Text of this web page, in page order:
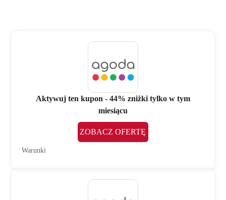
Aktywuj ten kupon - 44% zniżki tylko w tym
miesiącu
ZOBACZ OFERTĘ
Warunki